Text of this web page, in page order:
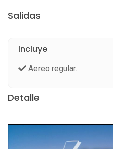
Salidas
Incluye
Aereo regular.
Detalle